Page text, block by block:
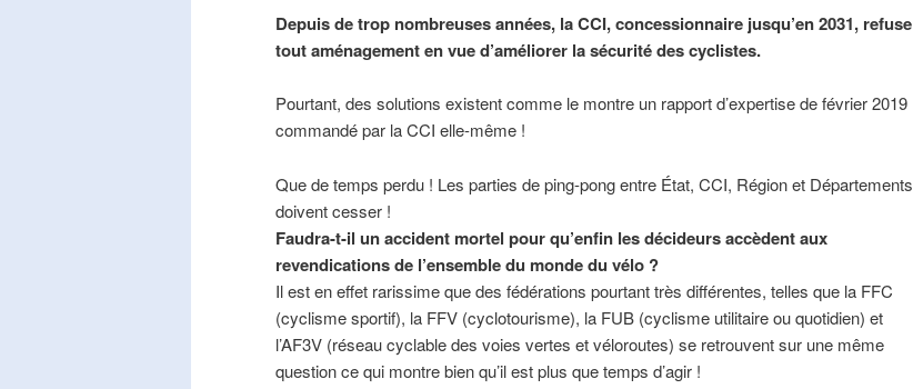
Depuis de trop nombreuses années, la CCI, concessionnaire jusqu’en 2031, refuse
tout aménagement en vue d’améliorer la sécurité des cyclistes.
Pourtant, des solutions existent comme le montre un rapport d’expertise de février 2019
commandé par la CCI elle-même !
Que de temps perdu ! Les parties de ping-pong entre État, CCI, Région et Départements
doivent cesser !
Faudra-t-il un accident mortel pour qu’enfin les décideurs accèdent aux
revendications de l’ensemble du monde du vélo ?
Il est en effet rarissime que des fédérations pourtant très différentes, telles que la FFC
(cyclisme sportif), la FFV (cyclotourisme), la FUB (cyclisme utilitaire ou quotidien) et
l’AF3V (réseau cyclable des voies vertes et véloroutes) se retrouvent sur une même
question ce qui montre bien qu’il est plus que temps d’agir !